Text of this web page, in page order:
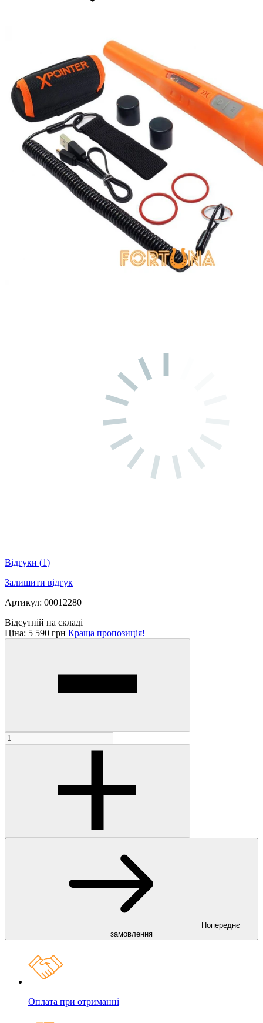
Відгуки (1)
Залишити відгук
Артикул: 00012280
Відсутній на складі
Ціна: 5 590 грн Краща пропозиція!
Попереднє
замовлення
Оплата при отриманні